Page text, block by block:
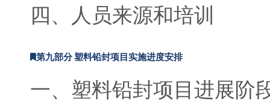
四、人员来源和培训
第九部分 塑料铅封项目实施进度安排
一、塑料铅封项目进展阶